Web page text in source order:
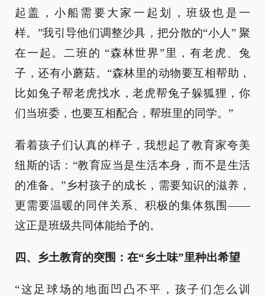
起盖，小船需要大家一起划，班级也是一
样。”我引导他们调整沙具，把分散的“小人” 聚
在一起。二班的 “森林世界”里，有老虎、兔
子，还有小蘑菇。“森林里的动物要互相帮助，
比如兔子帮老虎找水，老虎帮兔子躲狐狸，你
们当班委，也要互相配合，帮班里的同学。”
看着孩子们认真的样子，我想起了教育家夸美
纽斯的话：“教育应当是生活本身，而不是生活
的准备。”乡村孩子的成长，需要知识的滋养，
更需要温暖的同伴关系、积极的集体氛围——
这正是班级共同体能给予的。
四、乡土教育的突围：在“乡土味”里种出希望
“这足球场的地面凹凸不平，孩子们怎么训